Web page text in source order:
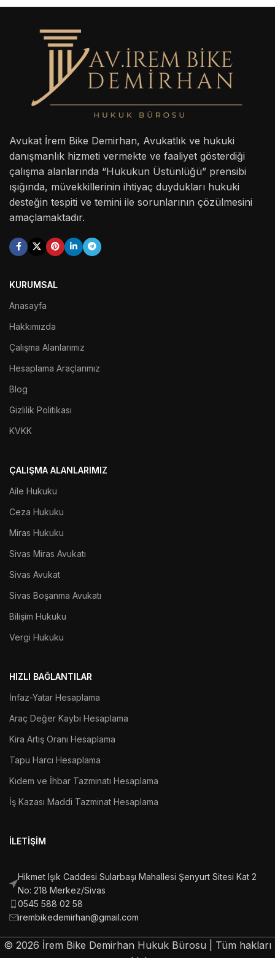
Avukat İrem Bike Demirhan, Avukatlık ve hukuki
danışmanlık hizmeti vermekte ve faaliyet gösterdiği
çalışma alanlarında “Hukukun Üstünlüğü” prensibi
ışığında, müvekkillerinin ihtiyaç duydukları hukuki
desteğin tespiti ve temini ile sorunlarının çözülmesini
amaçlamaktadır.
KURUMSAL
Anasayfa
Hakkımızda
Çalışma Alanlarımız
Hesaplama Araçlarımız
Blog
Gizlilik Politikası
KVKK
ÇALIŞMA ALANLARIMIZ
Aile Hukuku
Ceza Hukuku
Miras Hukuku
Sivas Miras Avukatı
Sivas Avukat
Sivas Boşanma Avukatı
Bilişim Hukuku
Vergi Hukuku
HIZLI BAĞLANTILAR
İnfaz-Yatar Hesaplama
Araç Değer Kaybı Hesaplama
Kira Artış Oranı Hesaplama
Tapu Harcı Hesaplama
Kıdem ve İhbar Tazminatı Hesaplama
İş Kazası Maddi Tazminat Hesaplama
İLETIŞIM
Hikmet Işık Caddesi Sularbaşı Mahallesi Şenyurt Sitesi Kat 2
No: 218 Merkez/Sivas
0545 588 02 58
irembikedemirhan@gmail.com
© 2026 İrem Bike Demirhan Hukuk Bürosu | Tüm hakları